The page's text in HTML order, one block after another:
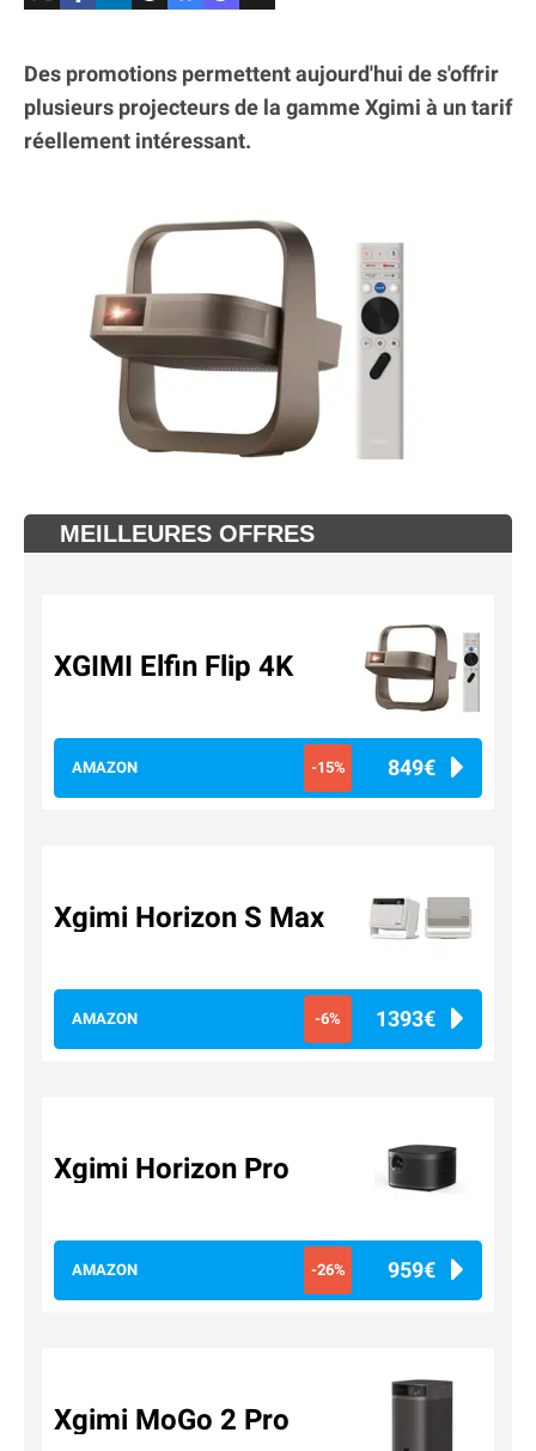
Des promotions permettent aujourd'hui de s'offrir
plusieurs projecteurs de la gamme Xgimi à un tarif
réellement intéressant.
MEILLEURES OFFRES
XGIMI Elfin Flip 4K
AMAZON -15% 849€
Xgimi Horizon S Max
AMAZON -6% 1393€
Xgimi Horizon Pro
AMAZON -26% 959€
Xgimi MoGo 2 Pro